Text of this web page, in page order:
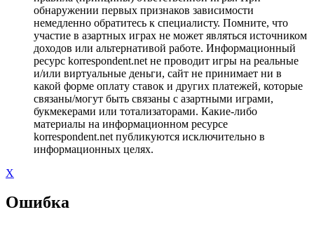
обнаружении первых признаков зависимости
немедленно обратитесь к специалисту. Помните, что
участие в азартных играх не может являться источником
доходов или альтернативой работе. Информационный
ресурс korrespondent.net не проводит игры на реальные
и/или виртуальные деньги, сайт не принимает ни в
какой форме оплату ставок и других платежей, которые
связаны/могут быть связаны с азартными играми,
букмекерами или тотализаторами. Какие-либо
материалы на информационном ресурсе
korrespondent.net публикуются исключительно в
информационных целях.
X
Ошибка